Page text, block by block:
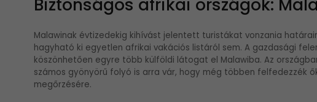
Malawinak évtizedekig kihívást jelentett turistákat vonzania
hagyható ki egyetlen afrikai vakációs listáról sem. A gazdasági
köszönhetően egyre több külföldi látogat el Malawiba. Az
számos gyönyörű folyó is arra vár, hogy még többen felfedezzék
megőrzésére.